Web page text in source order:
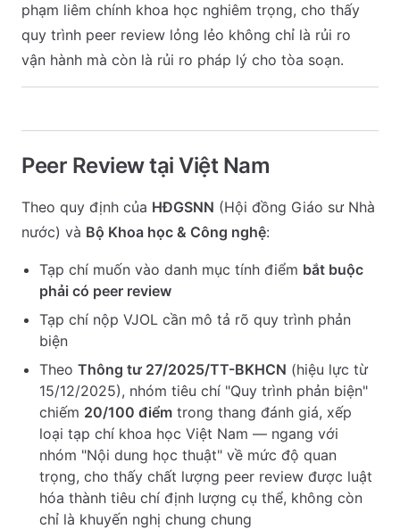
phạm liêm chính khoa học nghiêm trọng, cho thấy
quy trình peer review lỏng lẻo không chỉ là rủi ro
vận hành mà còn là rủi ro pháp lý cho tòa soạn.
Peer Review tại Việt Nam
Theo quy định của HĐGSNN (Hội đồng Giáo sư Nhà
nước) và Bộ Khoa học & Công nghệ:
Tạp chí muốn vào danh mục tính điểm bắt buộc
phải có peer review
Tạp chí nộp VJOL cần mô tả rõ quy trình phản
biện
Theo Thông tư 27/2025/TT-BKHCN (hiệu lực từ
15/12/2025), nhóm tiêu chí "Quy trình phản biện"
chiếm 20/100 điểm trong thang đánh giá, xếp
loại tạp chí khoa học Việt Nam — ngang với
nhóm "Nội dung học thuật" về mức độ quan
trọng, cho thấy chất lượng peer review được luật
hóa thành tiêu chí định lượng cụ thể, không còn
chỉ là khuyến nghị chung chung